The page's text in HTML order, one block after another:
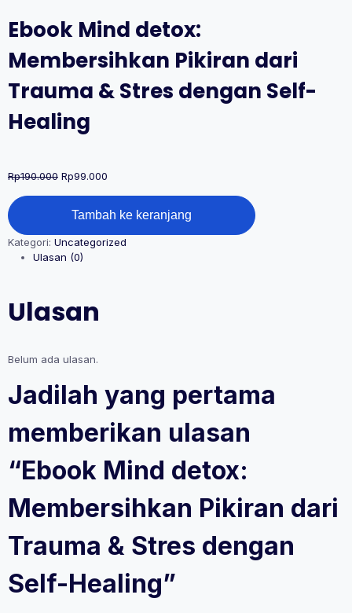
Ebook Mind detox:
Membersihkan Pikiran dari
Trauma & Stres dengan Self-
Healing
Rp190.000 Rp99.000
Kuantitas
Ebook
Mind
detox:
Membersihkan
Trauma
&
Self-
Tambah ke keranjang
Kategori: Uncategorized
Ulasan (0)
Ulasan
Belum ada ulasan.
Jadilah yang pertama
memberikan ulasan
“Ebook Mind detox:
Membersihkan Pikiran dari
Trauma & Stres dengan
Self-Healing”